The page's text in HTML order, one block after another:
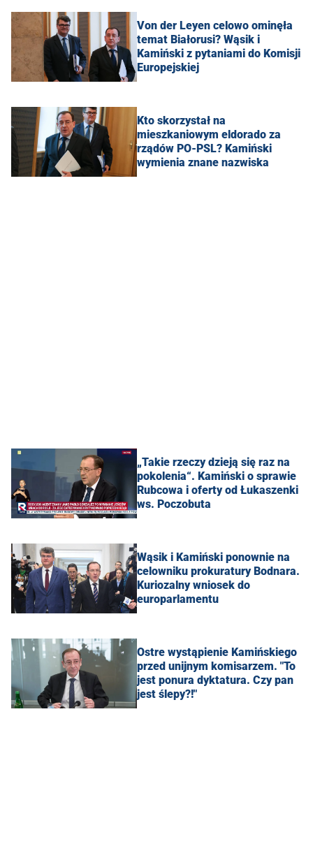
Von der Leyen celowo ominęła
temat Białorusi? Wąsik i
Kamiński z pytaniami do Komisji
Europejskiej
Kto skorzystał na
mieszkaniowym eldorado za
rządów PO-PSL? Kamiński
wymienia znane nazwiska
„Takie rzeczy dzieją się raz na
pokolenia“. Kamiński o sprawie
Rubcowa i oferty od Łukaszenki
ws. Poczobuta
Wąsik i Kamiński ponownie na
celowniku prokuratury Bodnara.
Kuriozalny wniosek do
europarlamentu
Ostre wystąpienie Kamińskiego
przed unijnym komisarzem. "To
jest ponura dyktatura. Czy pan
jest ślepy?!"